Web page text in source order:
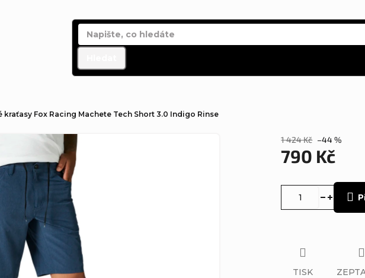
kraťasy Fox Racing Machete Tech Short 3.0 Indigo Rinse
1 424 Kč –44 %
790 Kč
TISK